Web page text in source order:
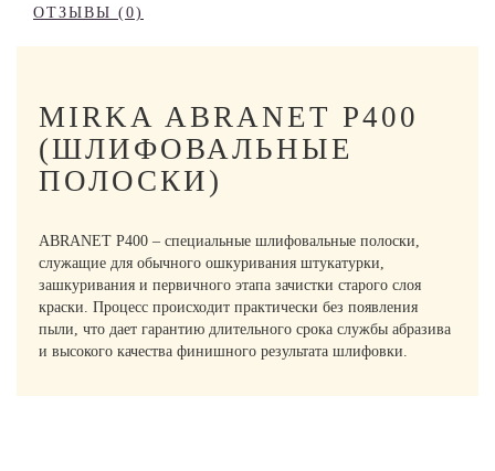
ОТЗЫВЫ (0)
MIRKA ABRANET P400
(ШЛИФОВАЛЬНЫЕ
ПОЛОСКИ)
ABRANET P400 – специальные шлифовальные полоски,
служащие для обычного ошкуривания штукатурки,
зашкуривания и первичного этапа зачистки старого слоя
краски. Процесс происходит практически без появления
пыли, что дает гарантию длительного срока службы абразива
и высокого качества финишного результата шлифовки.